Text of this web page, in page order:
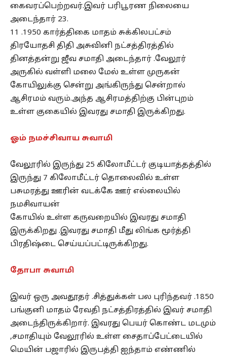
கைவரப்பெற்றவர்.இவர் பரிபூரண நிலையை
அடைந்தார் 23.
11 .1950 கார்த்திகை மாதம் சுக்கிலபட்சம்
திரயோதசி திதி அசுவினி நட்சத்திரத்தில்
தினத்தன்று ஜீவ சமாதி அடைந்தார் .வேலூர்
அருகில் வள்ளி மலை மேல் உள்ள முருகன்
கோயிலுக்கு சென்று அங்கிருந்து சென்றால்
ஆசிரமம் வரும்.அந்த ஆசிரமத்திற்கு பின்புறம்
உள்ள குகையில் இவரது சமாதி இருக்கிறது.
ஓம் நமச்சிவாய சுவாமி
வேலூரில் இருந்து 25 கிலோமீட்டர் குடியாத்தத்தில்
இருந்து 7 கிலோமீட்டர் தொலைவில் உள்ள
பசுமரத்து ஊரின் வடக்கே ஊர் எல்லையில்
நமசிவாயன்
கோயில் உள்ள கருவறையில் இவரது சமாதி
இருக்கிறது .இவரது சமாதி மீது லிங்க மூர்த்தி
பிரதிஷ்டை செய்யப்பட்டிருக்கிறது.
தோபா சுவாமி
இவர் ஒரு அவதூதர் .சித்துக்கள் பல புரிந்தவர் .1850
பங்குனி மாதம் ரேவதி நட்சத்திரத்தில் இவர் சமாதி
அடைந்திருக்கிறார். இவரது பெயர் கொண்ட மடமும்
,சமாதியும் வேலூரில் உள்ள சைதாப்பேட்டையில்
மெயின் பஜாரில் இருபத்தி ஐந்தாம் எண்ணில்